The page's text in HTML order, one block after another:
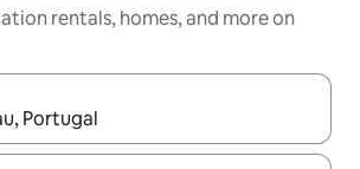
rentals, homes, and more on
available, navigate with up and down arrow